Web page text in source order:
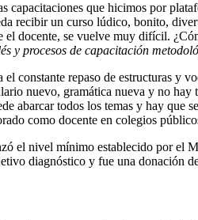
que hicimos por
recibir un curso lúdico, bonito,
docente, se vuelve muy difícil.
y procesos de capacitación
constante repaso de estructuras y
nuevo, gramática nueva y no
abarcar todos los temas y hay
como docente en colegios
el nivel mínimo establecido por el
diagnóstico y fue una donación